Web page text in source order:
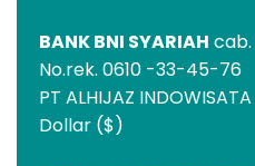
BANK BNI SYARIAH
No.rek. 0610 -33-45-76
PT ALHIJAZ INDOWISATA
Dollar ($)